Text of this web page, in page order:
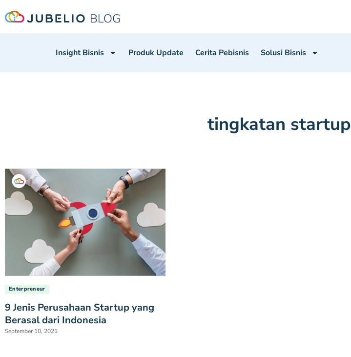
Insight Bisnis Produk Update Cerita Pebisnis Solusi Bisnis
tingkatan startup
Enterpreneur
9 Jenis Perusahaan Startup yang
Berasal dari Indonesia
September 10, 2021